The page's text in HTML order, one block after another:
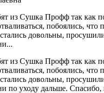
из Сушка Профф так как
побоялись, что
довольны,
из Сушка Профф так как
побоялись, что
довольны,
по уходу дальше. Спасибо,